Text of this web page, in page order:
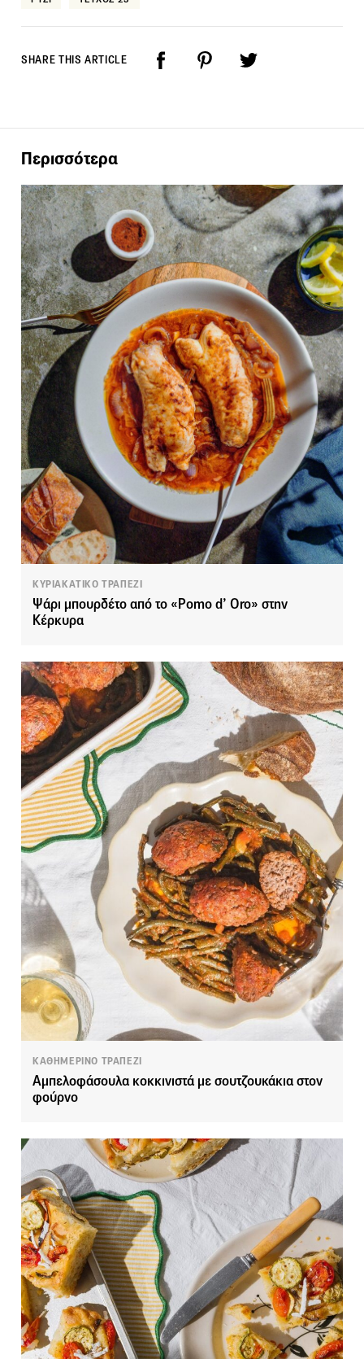
SHARE THIS ARTICLE
Περισσότερα
ΚΥΡΙΑΚΑΤΙΚΟ ΤΡΑΠΕΖΙ
Ψάρι μπουρδέτο από το «Pomo d’ Oro» στην
Κέρκυρα
ΚΑΘΗΜΕΡΙΝΟ ΤΡΑΠΕΖΙ
Αμπελοφάσουλα κοκκινιστά με σουτζουκάκια στον
φούρνο